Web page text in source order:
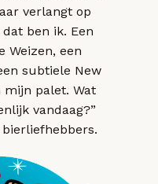
verlangt op
ben ik. Een
Weizen, een
subtiele New
mijn palet. Wat
vandaag?”